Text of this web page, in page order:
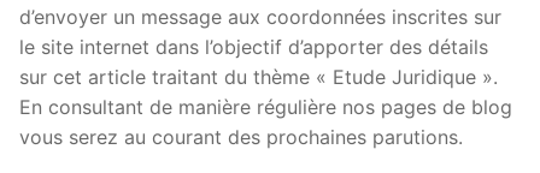
d’envoyer un message aux coordonnées inscrites sur
le site internet dans l’objectif d’apporter des détails
sur cet article traitant du thème « Etude Juridique ».
En consultant de manière régulière nos pages de blog
vous serez au courant des prochaines parutions.